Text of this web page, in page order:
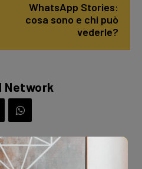
Network
articolo?
WhatsApp Stories:
cosa sono e chi può
vederle?